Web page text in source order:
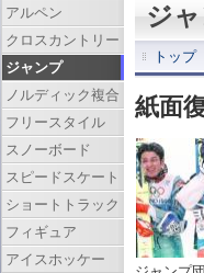
ジ
トップ
紙面
アルペン
クロスカントリー
ジャンプ
ノルディック複合
フリースタイル
スノーボード
スピードスケート
ショートトラック
フィギュア
アイスホッケー